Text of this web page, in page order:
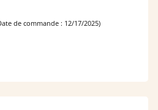
de commande : 12/17/2025)